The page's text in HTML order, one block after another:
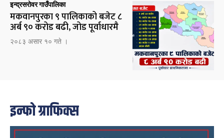
इन्द्रसरोवर गाउँपालिका
मकवानपुरका ९ पालिकाको बजेट ८
अर्ब ९० करोड बढी, जोड पूर्वाधारमै
२०८३ असार १० गते ।
इन्फो ग्राफिक्स